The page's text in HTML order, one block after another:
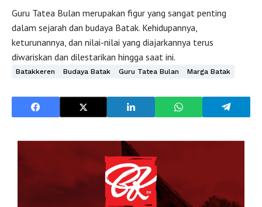
Guru Tatea Bulan merupakan figur yang sangat penting
dalam sejarah dan budaya Batak. Kehidupannya,
keturunannya, dan nilai-nilai yang diajarkannya terus
diwariskan dan dilestarikan hingga saat ini.
Batakkeren Budaya Batak Guru Tatea Bulan Marga Batak